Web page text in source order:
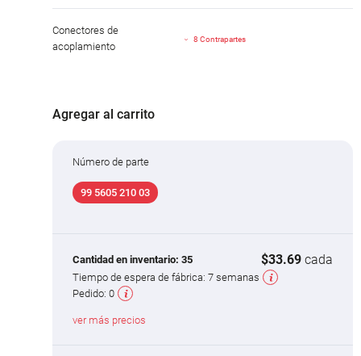
Conectores de
acoplamiento
8 Contrapartes
Agregar al carrito
Número de parte
99 5605 210 03
Cantidad en inventario: 35 $33.69 cada
Tiempo de espera de fábrica: 7 semanas
Pedido: 0
ver más precios